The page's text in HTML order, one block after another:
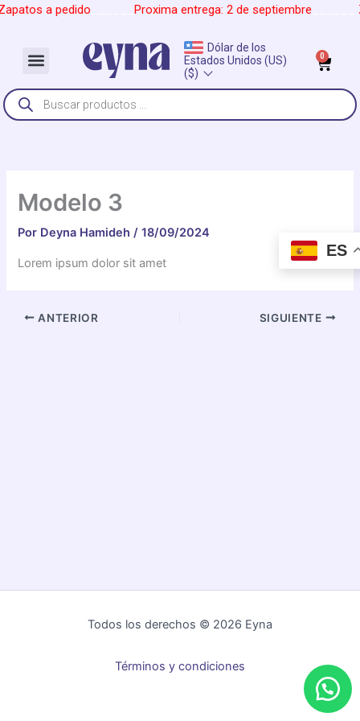
Ir
a pedido______ Proxima entrega: 2 de septiembre______
Menu
Dólar de los
Estados Unidos (US)
($)
0
Búsqueda
de
productos
Modelo 3
Por Deyna Hamideh/18/09/2024
Lorem ipsum dolor sit amet
ANTERIOR SIGUIENTE
Todos los derechos © 2026 Eyna
Términos y condiciones
ES